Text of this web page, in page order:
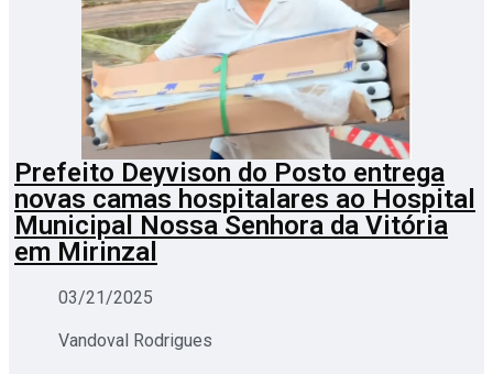
Prefeito Deyvison do Posto entrega
novas camas hospitalares ao Hospital
Municipal Nossa Senhora da Vitória
em Mirinzal
03/21/2025
Vandoval Rodrigues